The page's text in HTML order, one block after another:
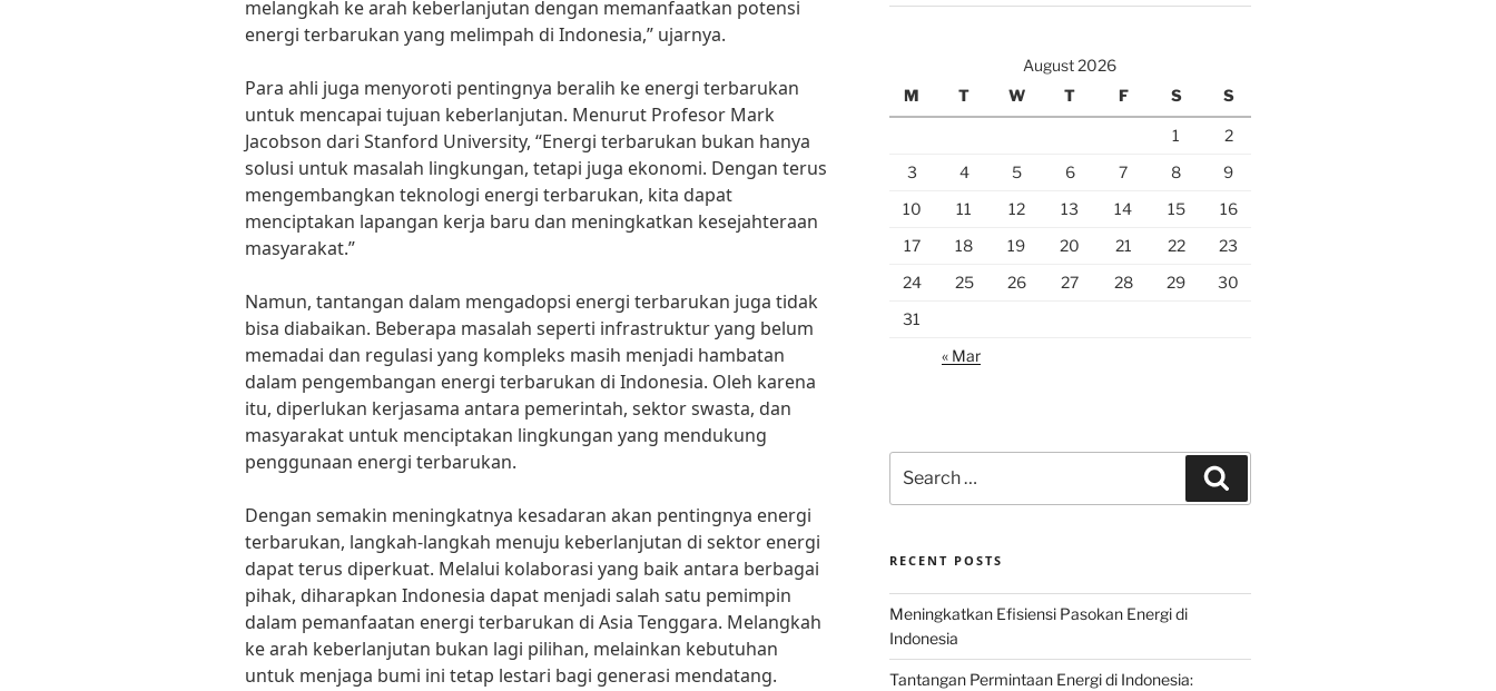
melangkah ke arah keberlanjutan dengan memanfaatkan potensi
energi terbarukan yang melimpah di Indonesia,” ujarnya.
Para ahli juga menyoroti pentingnya beralih ke energi terbarukan
untuk mencapai tujuan keberlanjutan. Menurut Profesor Mark
Jacobson dari Stanford University, “Energi terbarukan bukan hanya
solusi untuk masalah lingkungan, tetapi juga ekonomi. Dengan terus
mengembangkan teknologi energi terbarukan, kita dapat
menciptakan lapangan kerja baru dan meningkatkan kesejahteraan
masyarakat.”
Namun, tantangan dalam mengadopsi energi terbarukan juga tidak
bisa diabaikan. Beberapa masalah seperti infrastruktur yang belum
memadai dan regulasi yang kompleks masih menjadi hambatan
dalam pengembangan energi terbarukan di Indonesia. Oleh karena
itu, diperlukan kerjasama antara pemerintah, sektor swasta, dan
masyarakat untuk menciptakan lingkungan yang mendukung
penggunaan energi terbarukan.
Dengan semakin meningkatnya kesadaran akan pentingnya energi
terbarukan, langkah-langkah menuju keberlanjutan di sektor energi
dapat terus diperkuat. Melalui kolaborasi yang baik antara berbagai
pihak, diharapkan Indonesia dapat menjadi salah satu pemimpin
dalam pemanfaatan energi terbarukan di Asia Tenggara. Melangkah
ke arah keberlanjutan bukan lagi pilihan, melainkan kebutuhan
untuk menjaga bumi ini tetap lestari bagi generasi mendatang.
August 2026
M
T W T F S S
1
2
3
4 5 6 7 8
9
10
11 12 13 14 15
16
17
18 19 20 21 22
23
24
25 26 27 28 29
30
31
« Mar
for:
RECENT POSTS
Meningkatkan Efisiensi Pasokan Energi di
Indonesia
Tantangan Permintaan Energi di Indonesia: